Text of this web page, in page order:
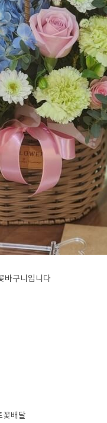
바구니입니다
꽃배달